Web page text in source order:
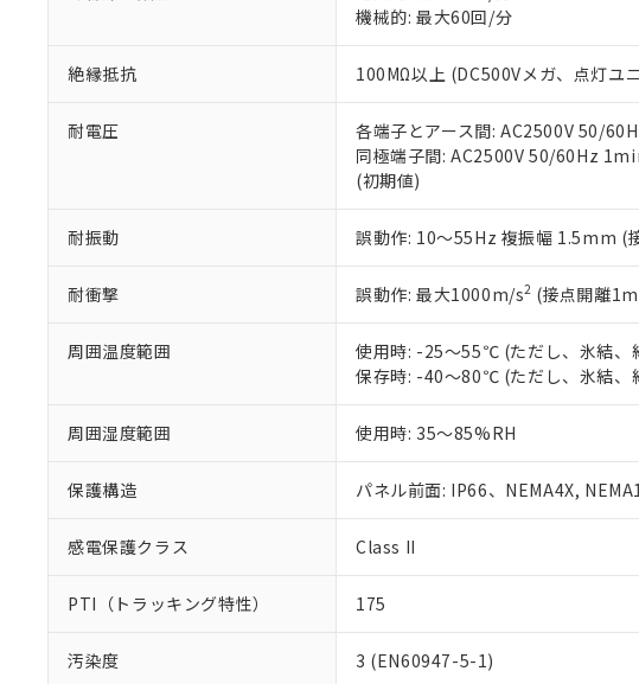
機械的: 最大60回/分
絶縁抵抗 100MΩ以上 (DC500Vメガ、点灯ユ
耐電圧
各端子とアース間: AC2500V 50/
同極端子間: AC2500V 50/60Hz
(初期値)
耐振動 誤動作: 10～55Hz 複振幅 1.5mm (
耐衝撃 誤動作: 最大1000m/s2 (接点開離
周囲温度範囲
使用時: -25～55℃ (ただし、氷結、
保存時: -40～80℃ (ただし、氷結、
周囲湿度範囲 使用時: 35～85%RH
保護構造 パネル前面: IP66、NEMA4X,
感電保護クラス Class II
PTI（トラッキング特性） 175
汚染度 3 (EN60947-5-1)
※本証明書は発行日時点で非含
また、RoHS指令のフタル酸エ
混在することから備考欄に対応
既に当社にて対応品への在庫